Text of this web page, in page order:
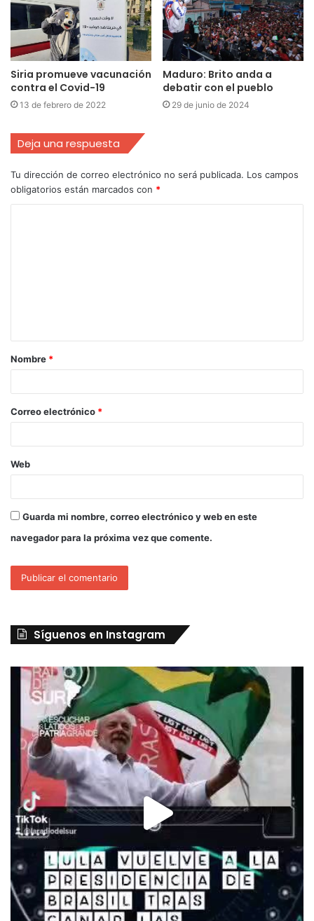
Siria promueve vacunación
contra el Covid-19
13 de febrero de 2022
Maduro: Brito anda a
debatir con el pueblo
29 de junio de 2024
Deja una respuesta
Tu dirección de correo electrónico no será publicada. Los campos
obligatorios están marcados con *
Nombre *
Correo electrónico *
Web
Guarda mi nombre, correo electrónico y web en este
navegador para la próxima vez que comente.
Síguenos en Instagram